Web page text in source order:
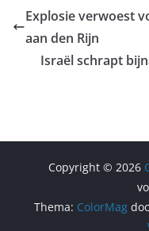
Explosie verwoest
aan den Rijn
Israël schrapt
Copyright © 2026
Thema: ColorMag